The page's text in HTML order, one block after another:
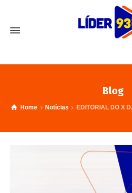
Blog
Home Notícias EDITORIAL DO X